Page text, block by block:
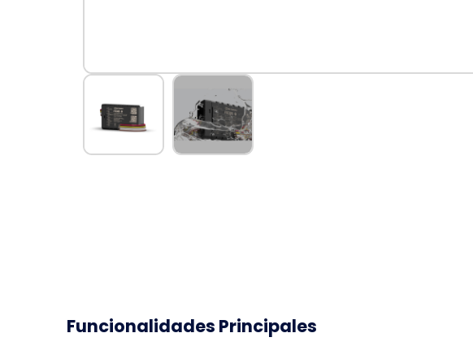
Funcionalidades Principales